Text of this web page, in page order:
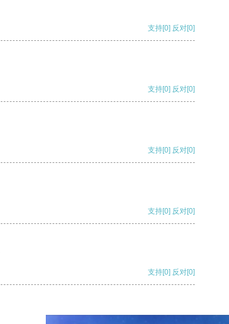
支持[0] 反对[0]
支持[0] 反对[0]
支持[0] 反对[0]
支持[0] 反对[0]
支持[0] 反对[0]